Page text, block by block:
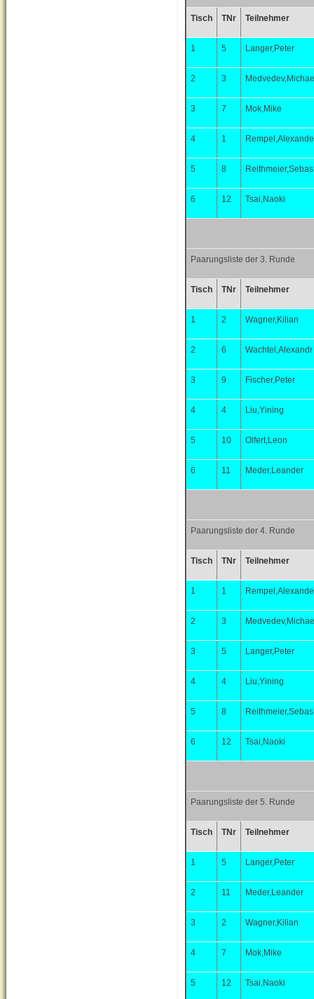
Tisch TNr Teilnehmer
1 5 Langer,Peter
2 3
3 7 Mok,Mike
4 1
5 8 Reithmeier,Sebas
6 12 Tsai,Naoki
Paarungsliste der 3. Runde
Tisch TNr Teilnehmer
1 2 Wagner,Kilian
2 6 Wachtel,Alexandr
3 9 Fischer,Peter
4 4 Liu,Yining
5 10 Olfert,Leon
6 11 Meder,Leander
Paarungsliste der 4. Runde
Tisch TNr Teilnehmer
1 1
2 3
3 5 Langer,Peter
4 4 Liu,Yining
5 8 Reithmeier,Sebas
6 12 Tsai,Naoki
Paarungsliste der 5. Runde
Tisch TNr Teilnehmer
1 5 Langer,Peter
2 11 Meder,Leander
3 2 Wagner,Kilian
4 7 Mok,Mike
5 12 Tsai,Naoki